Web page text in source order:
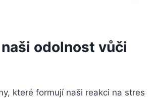
odolnost vůči
které formují naši reakci na stres